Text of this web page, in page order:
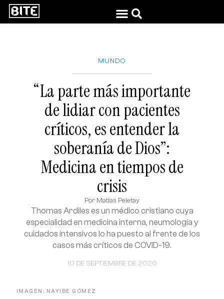
MUNDO
“La parte más importante
de lidiar con pacientes
críticos, es entender la
soberanía de Dios”:
Medicina en tiempos de
crisis
Por Matías Peletay
10 DE SEPTIEMBRE DE 2020
Thomas Ardiles es un médico cristiano cuya
especialidad en medicina interna, neumología y
cuidados intensivos lo ha puesto al frente de los
casos más críticos de COVID-19.
IMAGEN: NAYIBE GÓMEZ